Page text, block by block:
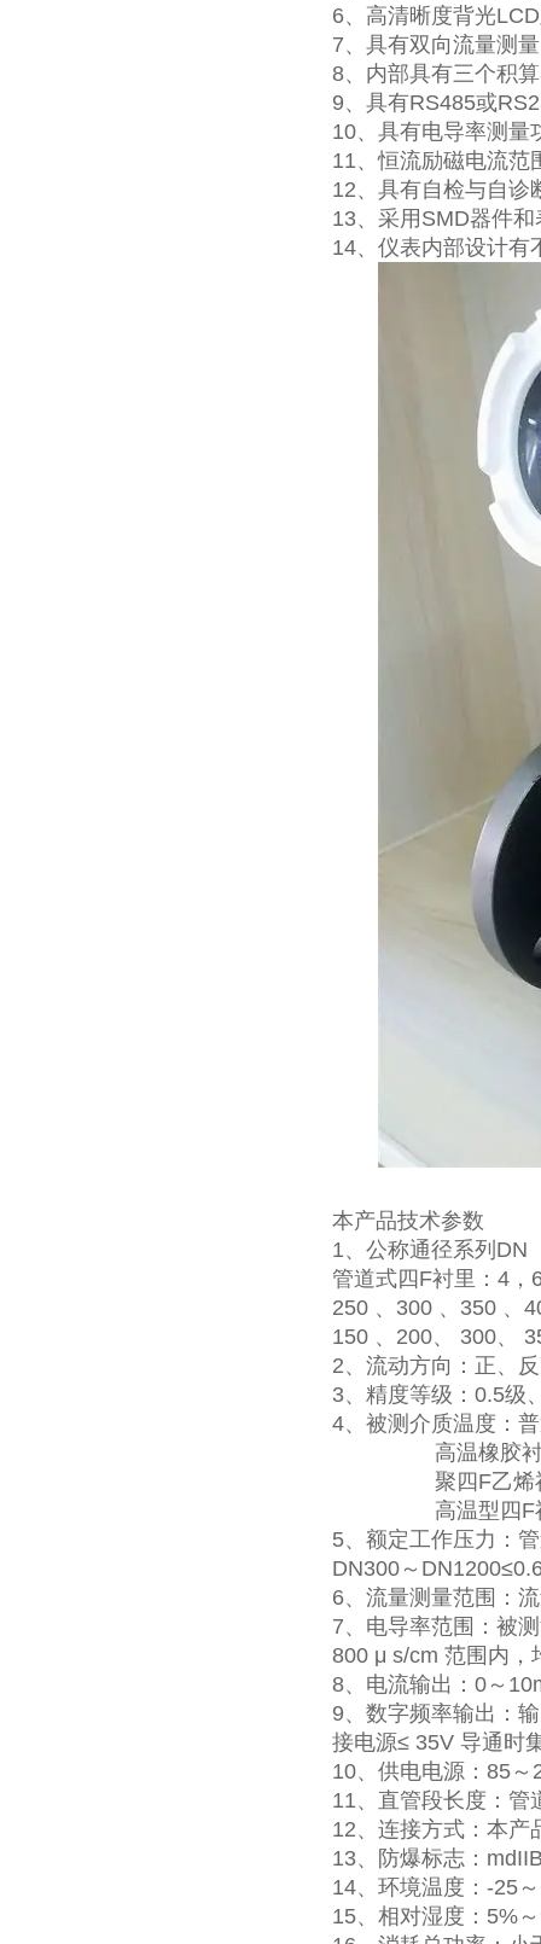
6、高清晰度背光
7、具有双向流量测
8、内部具有三个积
9、具有RS485或
10、具有电导率测量
11、恒流励磁电流范
12、具有自检与自诊
13、采用SMD器件
14、仪表内部设计有
本产品技术参数
1、公称通径系列DN
管道式四F衬里：4，
250 、300 、350 、
150 、200、 300、
2、流动方向：正、
3、精度等级：0.5级
4、被测介质温度：
高温橡胶衬里
聚四F乙烯衬
高温型四F衬
5、额定工作压力：
DN300～
6、流量测量范围：
7、电导率范围：被
800 μ s/cm 范围内，
8、电流输出：0～
9、数字频率输出：
接电源≤ 35V 导通时
10、供电电源：85
11、直管段长度：管
12、连接方式：本产
13、防爆标志：
14、环境温度：-25
15、相对湿度：5%